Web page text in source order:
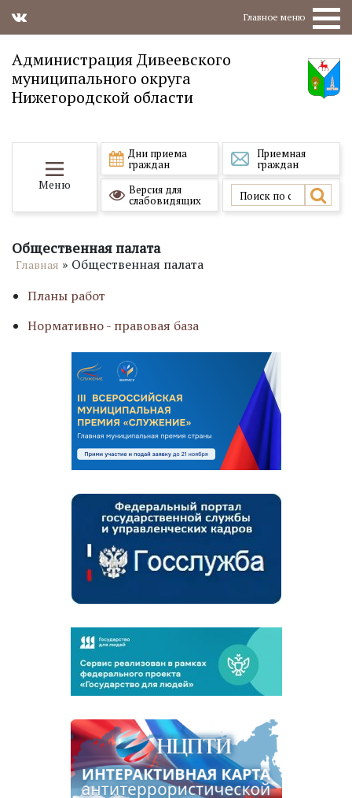
Главное меню
Администрация Дивеевского
муниципального округа
Нижегородской области
Меню
Дни приема
граждан
Приемная
граждан
Версия для
слабовидящих
Общественная палата
Главная » Общественная палата
Планы работ
Нормативно - правовая база